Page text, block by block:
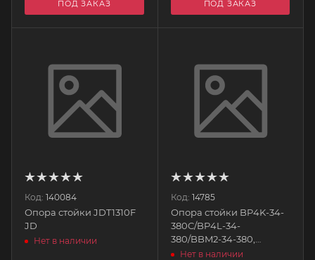
ПОД ЗАКАЗ ПОД ЗАКАЗ
Код: 140084
Опора стойки JDT1310F
JD
Нет в наличии
Код: 14785
Опора стойки BP4K-34-
380C/BP4L-34-
380/BBM2-34-380,
"MAZDA"
Нет в наличии